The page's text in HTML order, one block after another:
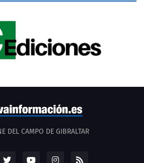
DEL CAMPO DE GIBRALTAR